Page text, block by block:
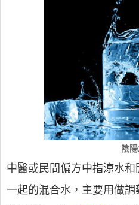
陰
中醫或民間偏方中指涼水
一起的混合水，主要用做